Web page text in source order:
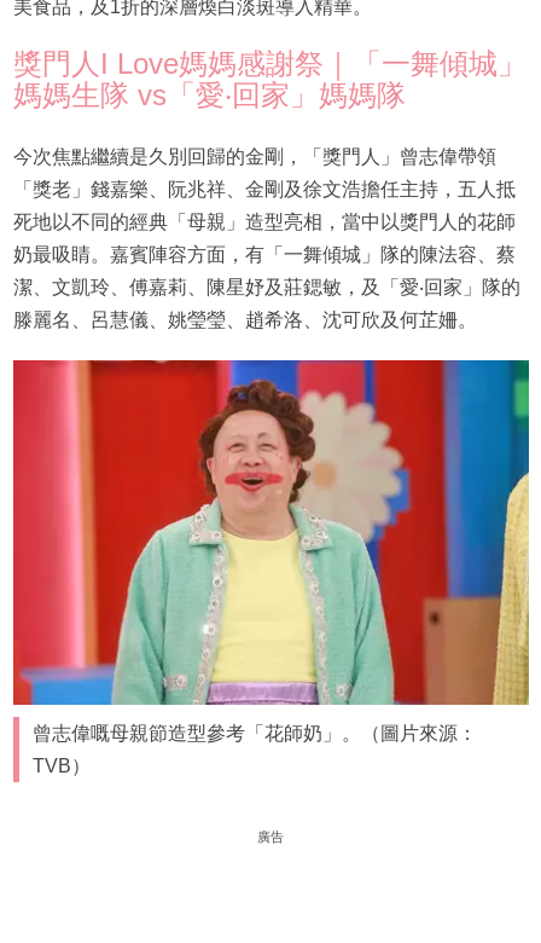
美食品，及1折的深層煥白淡斑導入精華。
獎門人I Love媽媽感謝祭｜「一舞傾城」
媽媽生隊 vs「愛‧回家」媽媽隊
今次焦點繼續是久別回歸的金剛，「獎門人」曾志偉帶領
「獎老」錢嘉樂、阮兆祥、金剛及徐文浩擔任主持，五人抵
死地以不同的經典「母親」造型亮相，當中以獎門人的花師
奶最吸睛。嘉賓陣容方面，有「一舞傾城」隊的陳法容、蔡
潔、文凱玲、傅嘉莉、陳星妤及莊鍶敏，及「愛‧回家」隊的
滕麗名、呂慧儀、姚瑩瑩、趙希洛、沈可欣及何芷姍。
曾志偉嘅母親節造型參考「花師奶」。（圖片來源：
TVB）
廣告